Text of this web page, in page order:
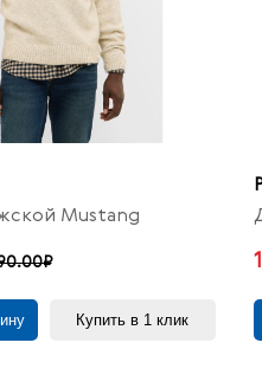
Mustang
Купить в 1 клик